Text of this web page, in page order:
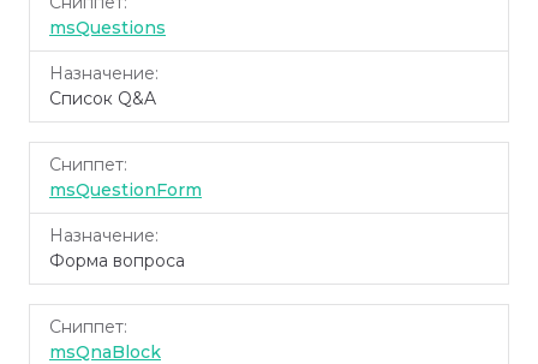
msQuestions
Список Q&A
msQuestionForm
Форма вопроса
msQnaBlock